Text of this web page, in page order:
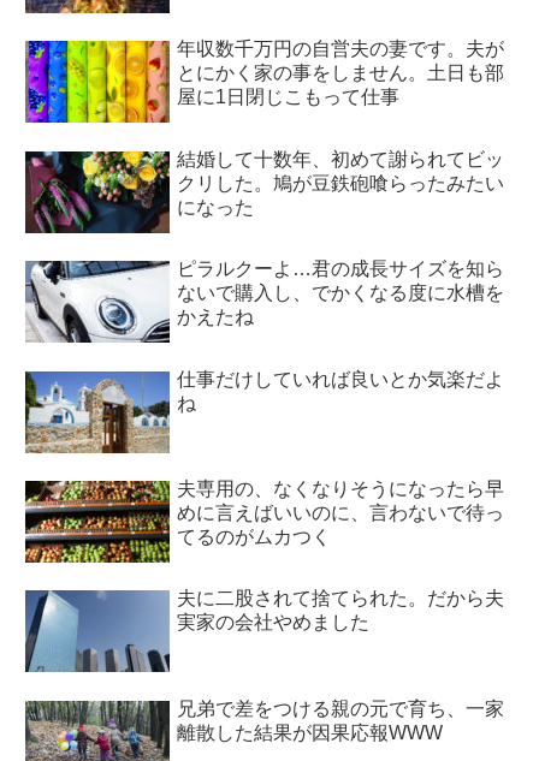
年収数千万円の自営夫の妻です。夫が
とにかく家の事をしません。土日も部
屋に1日閉じこもって仕事
結婚して十数年、初めて謝られてビッ
クリした。鳩が豆鉄砲喰らったみたい
になった
ピラルクーよ…君の成長サイズを知ら
ないで購入し、でかくなる度に水槽を
かえたね
仕事だけしていれば良いとか気楽だよ
ね
夫専用の、なくなりそうになったら早
めに言えばいいのに、言わないで待っ
てるのがムカつく
夫に二股されて捨てられた。だから夫
実家の会社やめました
兄弟で差をつける親の元で育ち、一家
離散した結果が因果応報WWW